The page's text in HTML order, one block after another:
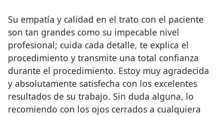
Su empatía y calidad en el trato con el paciente
son tan grandes como su impecable nivel
profesional; cuida cada detalle, te explica el
procedimiento y transmite una total confianza
durante el procedimiento. Estoy muy agradecida
y absolutamente satisfecha con los excelentes
resultados de su trabajo. Sin duda alguna, lo
recomiendo con los ojos cerrados a cualquiera